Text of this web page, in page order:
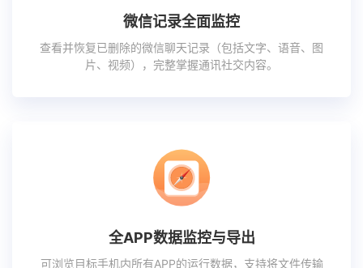
微信记录全面监控
查看并恢复已删除的微信聊天记录（包括文字、语音、图
片、视频），完整掌握通讯社交内容。
全APP数据监控与导出
可浏览目标手机内所有APP的运行数据，支持将文件传输